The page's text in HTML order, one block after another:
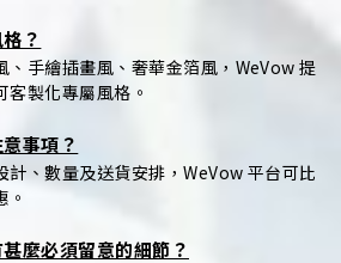
？
、手繪插畫風、奢華金箔風，WeVow 提
製化專屬風格。
事項？
計、數量及送貨安排，WeVow 平台可比
麼必須留意的細節？